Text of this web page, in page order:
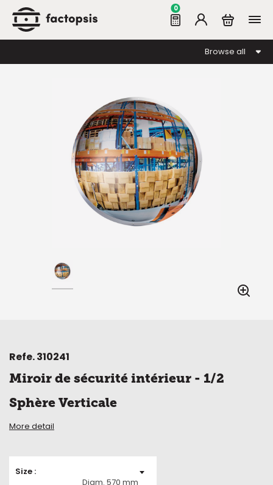
0
Browse all
Refe.310241
Miroir de sécurité intérieur - 1/2
Sphère Verticale
More detail
Size
Diam. 570 mm